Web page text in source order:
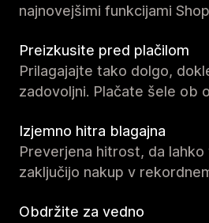
najnovejšimi funkcijami
Preizkusite pred plačilom
Prilagajajte tako dolgo,
zadovoljni. Plačate šele ob
Izjemno hitra blagajna
Preverjena hitrost, da
zaključijo nakup v
Obdržite za vedno